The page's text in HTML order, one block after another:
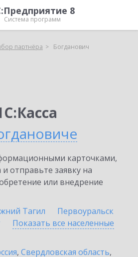
8
Система программ
партнёра Богданович
карточками,
отправьте заявку на
или внедрение
Тагил
Первоуральск
Показать все населенные
, Свердловская область,